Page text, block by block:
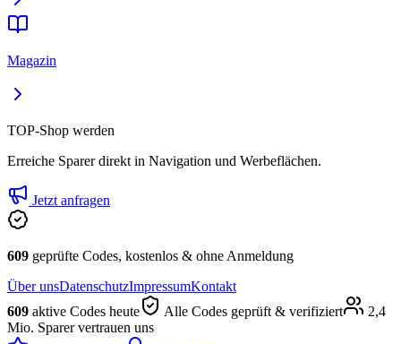
Magazin
TOP-Shop werden
Erreiche Sparer direkt in Navigation und Werbeflächen.
Jetzt anfragen
609 geprüfte Codes, kostenlos & ohne Anmeldung
Über unsDatenschutzImpressumKontakt
609 aktive Codes heute Alle Codes geprüft & verifiziert
2,4
Mio. Sparer vertrauen uns